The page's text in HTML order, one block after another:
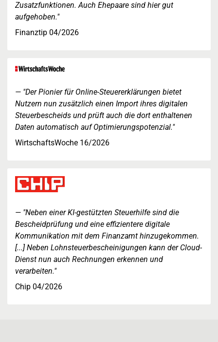
Zusatzfunktionen. Auch Ehepaare sind hier gut
aufgehoben."
Finanztip 04/2026
"Der Pionier für Online-Steuererklärungen bietet
Nutzern nun zusätzlich einen Import ihres digitalen
Steuerbescheids und prüft auch die dort enthaltenen
Daten automatisch auf Optimierungspotenzial."
WirtschaftsWoche 16/2026
"Neben einer KI-gestützten Steuerhilfe sind die
Bescheidprüfung und eine effizientere digitale
Kommunikation mit dem Finanzamt hinzugekommen.
[...] Neben Lohnsteuerbescheinigungen kann der Cloud-
Dienst nun auch Rechnungen erkennen und
verarbeiten."
Chip 04/2026